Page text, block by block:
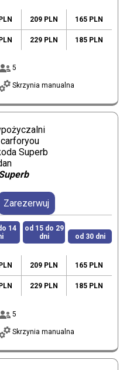
209 PLN 165 PLN
229 PLN 185 PLN
5
Skrzynia manualna
Zarezerwuj
14
od 15 do 29
dni
od 30 dni
209 PLN 165 PLN
229 PLN 185 PLN
5
Skrzynia manualna